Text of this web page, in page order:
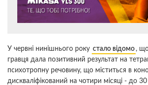
У червні нинішнього року стало відомо ,
гравця дала позитивний результат на
психотропну речовину, що міститься в
дискваліфікований на чотири місяці - до